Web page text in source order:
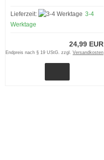
Lieferzeit:
3-4
Werktage
24,99 EUR
Endpreis nach § 19 UStG. zzgl. Versandkosten